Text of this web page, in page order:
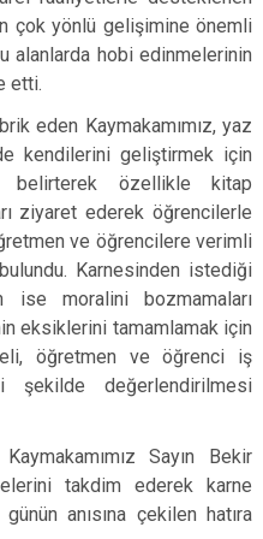
çok yönlü gelişimine önemli
alanlarda hobi edinmelerinin
etti.
eden Kaymakamımız, yaz
kendilerini geliştirmek için
belirterek özellikle kitap
ziyaret ederek öğrencilerle
ve öğrencilere verimli
Karnesinden istediği
ise moralini bozmamaları
eksiklerini tamamlamak için
öğretmen ve öğrenci iş
değerlendirilmesi
Sayın Bekir
takdim ederek karne
anısına çekilen hatıra